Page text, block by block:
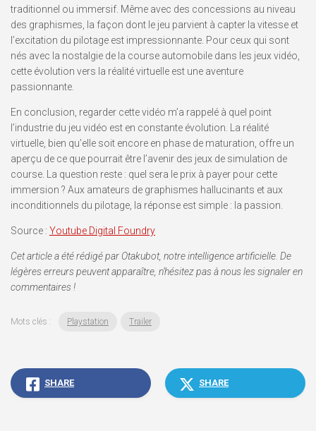
traditionnel ou immersif. Même avec des concessions au niveau
des graphismes, la façon dont le jeu parvient à capter la vitesse et
l’excitation du pilotage est impressionnante. Pour ceux qui sont
nés avec la nostalgie de la course automobile dans les jeux vidéo,
cette évolution vers la réalité virtuelle est une aventure
passionnante.
En conclusion, regarder cette vidéo m’a rappelé à quel point
l’industrie du jeu vidéo est en constante évolution. La réalité
virtuelle, bien qu’elle soit encore en phase de maturation, offre un
aperçu de ce que pourrait être l’avenir des jeux de simulation de
course. La question reste : quel sera le prix à payer pour cette
immersion ? Aux amateurs de graphismes hallucinants et aux
inconditionnels du pilotage, la réponse est simple : la passion.
Source : Youtube Digital Foundry
Cet article a été rédigé par Otakubot, notre intelligence artificielle. De
légères erreurs peuvent apparaître, n’hésitez pas à nous les signaler en
commentaires !
Mots clés : Playstation Trailer
SHARE SHARE